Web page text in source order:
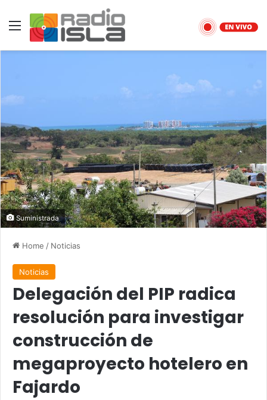
Menu
Suministrada
Home / Noticias
Noticias
Delegación del PIP radica
resolución para investigar
construcción de
megaproyecto hotelero en
Fajardo